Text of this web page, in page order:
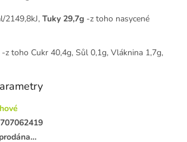
2149,8kJ, Tuky 29,7g -z toho nasycené
-z toho Cukr 40,4g, Sůl 0,1g, Vláknina 1,7g,